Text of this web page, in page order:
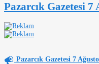
Pazarcık Gazetesi
Pazarcık Gazetesi 7